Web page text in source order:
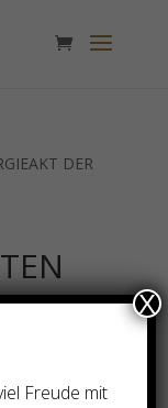
DER
Freude mit
X